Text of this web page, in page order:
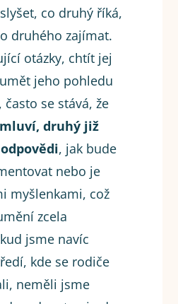
co druhý říká,
druhého zajímat.
otázky, chtít jej
jeho pohledu
často se stává, že
druhý již
, jak bude
nebo je
myšlenkami, což
zcela
jsme navíc
kde se rodiče
neměli jsme